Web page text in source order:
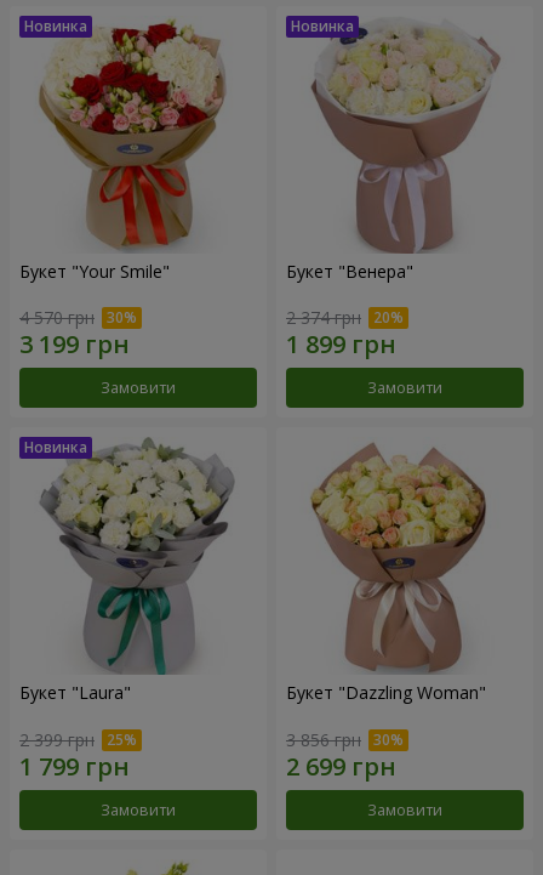
Букет "Your Smile"
4 570 грн
Замовити
Букет "Венера"
2 374 грн
Замовити
Букет "Laura"
2 399 грн
Замовити
Букет "Dazzling Woman"
3 856 грн
Замовити